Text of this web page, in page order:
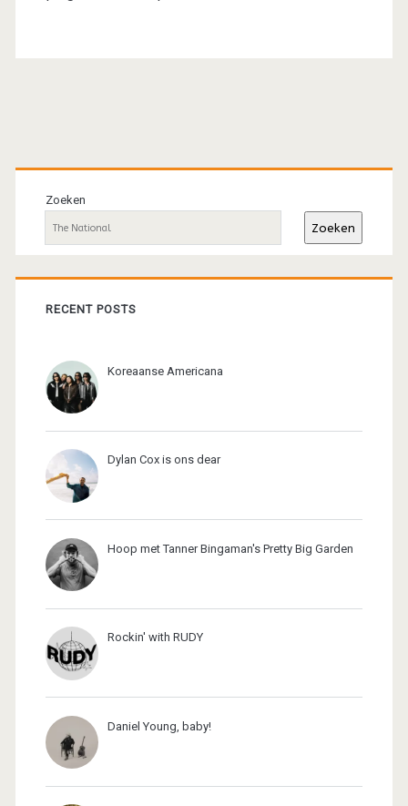
Primaire
sidebar
Zoeken
Zoeken
RECENT POSTS
Koreaanse Americana
Dylan Cox is ons dear
Hoop met Tanner Bingaman's Pretty Big Garden
Rockin' with RUDY
Daniel Young, baby!